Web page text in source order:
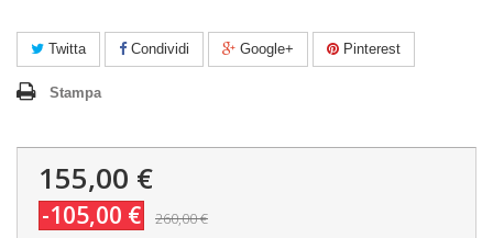
Twitta Condividi Google+ Pinterest
Stampa
155,00 €
-105,00 € 260,00 €